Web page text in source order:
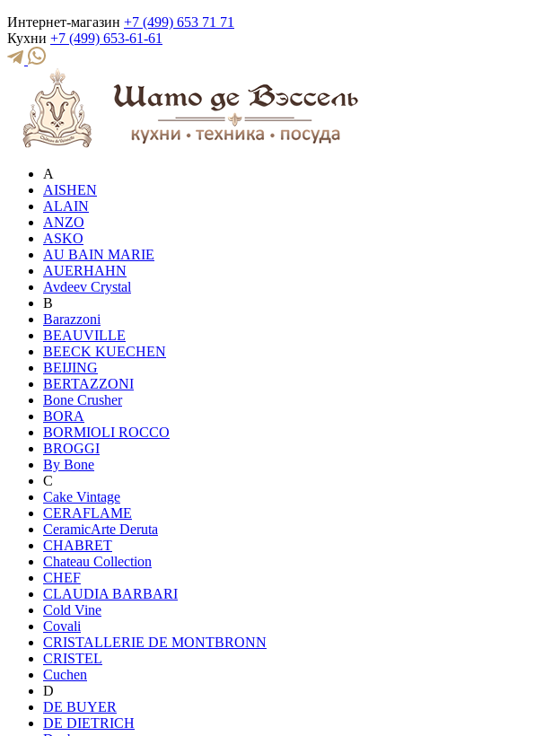
Интернет-магазин +7 (499) 653 71 71
Кухни +7 (499) 653-61-61
A
AISHEN
ALAIN
ANZO
ASKO
AU BAIN MARIE
AUERHAHN
Avdeev Crystal
B
Barazzoni
BEAUVILLE
BEECK KUECHEN
BEIJING
BERTAZZONI
Bone Crusher
BORA
BORMIOLI ROCCO
BROGGI
By Bone
C
Cake Vintage
CERAFLAME
CeramicArte Deruta
CHABRET
Chateau Collection
CHEF
CLAUDIA BARBARI
Cold Vine
Covali
CRISTALLERIE DE MONTBRONN
CRISTEL
Cuchen
D
DE BUYER
DE DIETRICH